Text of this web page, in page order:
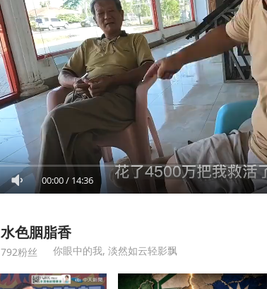
00:00/ 14:36
水色胭脂香
792粉丝 你眼中的我, 淡然如云轻影飘